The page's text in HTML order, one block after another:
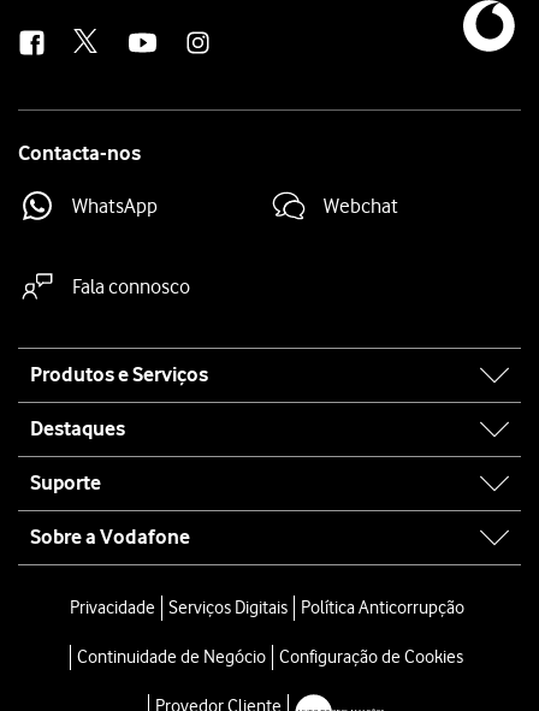
Prima
Acessibilidade
e siga as indicações no ecrã para escolher as
Prima
Començar.
Pode tambémtransferir conteúdo de outro telefoneou restabelecer
Introduza a password da rede Wi-Fi e prima
Siga as indicações no ecrã para terminar a ativação.
Contacta-nos
WhatsApp Webchat
Fala connosco
map
Produtos e Serviços
Destaques
Suporte
Sobre a Vodafone
Privacidade Serviços Digitais Política Anticorrupção
Continuidade de Negócio Configuração de Cookies